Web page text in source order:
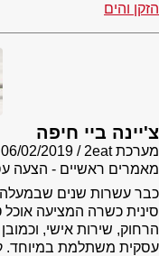
הזקן והים
צ'יינה ביי חיפה
מערכת 2eat
06/02/2019
מאמרים ראשיים - הצעה
כבר עשרות שנים שבמעלה
סינית כשרה המציעה אוכל
הרחוק, שירות אישי,
עסקית משתלמת במיוחד.